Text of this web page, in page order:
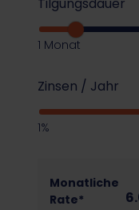
1 Monat
Zinsen / Jahr
1%
Monatliche
Rate*